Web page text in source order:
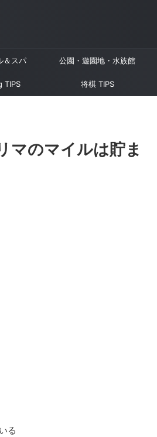
＆スパ 公園・遊園地・水族館
TIPS 将棋 TIPS
マのマイルは貯ま
る